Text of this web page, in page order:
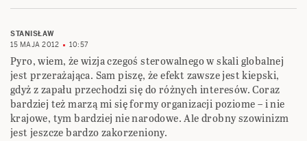
STANISŁAW
15 MAJA 2012
10:57
Pyro, wiem, że wizja czegoś sterowalnego w skali globalnej
jest przerażająca. Sam piszę, że efekt zawsze jest kiepski,
gdyż z zapału przechodzi się do różnych interesów. Coraz
bardziej też marzą mi się formy organizacji poziome – i nie
krajowe, tym bardziej nie narodowe. Ale drobny szowinizm
jest jeszcze bardzo zakorzeniony.